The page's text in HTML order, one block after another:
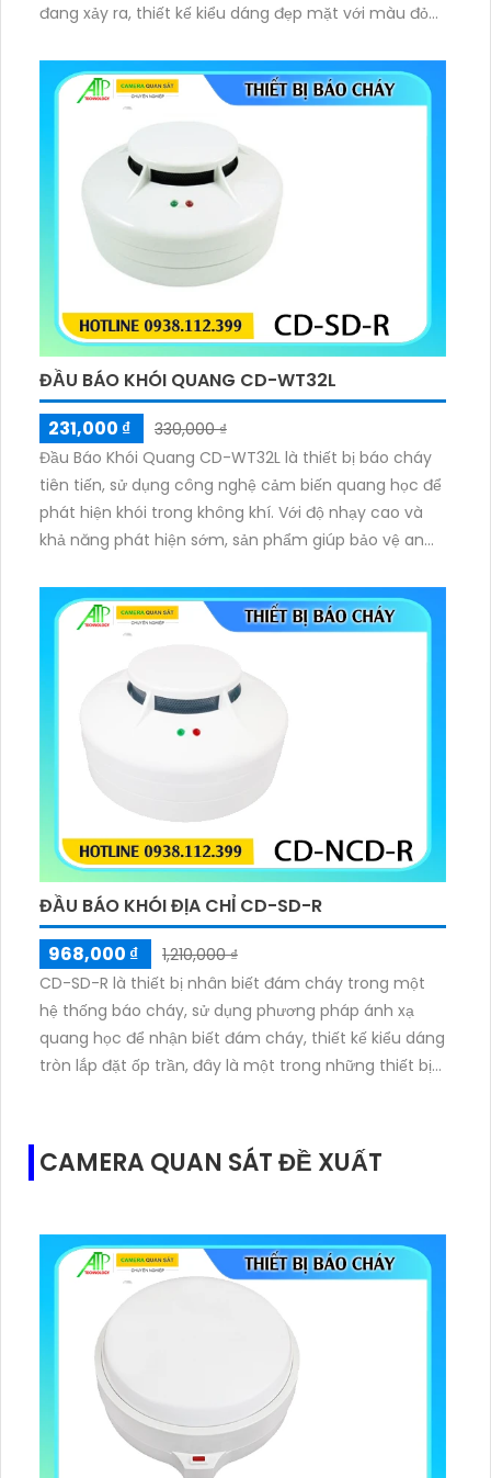
đang xảy ra, thiết kế kiểu dáng đẹp mặt với màu đỏ
ĐẦU BÁO KHÓI QUANG CD-WT32L
231,000 ₫
330,000 ₫
Đầu Báo Khói Quang CD-WT32L là thiết bị báo cháy
tiên tiến, sử dụng công nghệ cảm biến quang học để
phát hiện khói trong không khí. Với độ nhạy cao và
khả năng phát hiện sớm, sản phẩm giúp bảo vệ an
gọn lắp đặt ốp trần
ĐẦU BÁO KHÓI ĐỊA CHỈ CD-SD-R
968,000 ₫
1,210,000 ₫
CD-SD-R là thiết bị nhân biết đám cháy trong một
hệ thống báo cháy, sử dụng phương pháp ánh xạ
quang học để nhận biết đám cháy, thiết kế kiểu dáng
tròn lắp đặt ốp trần, đây là một trong những thiết bị
CAMERA QUAN SÁT ĐỀ XUẤT